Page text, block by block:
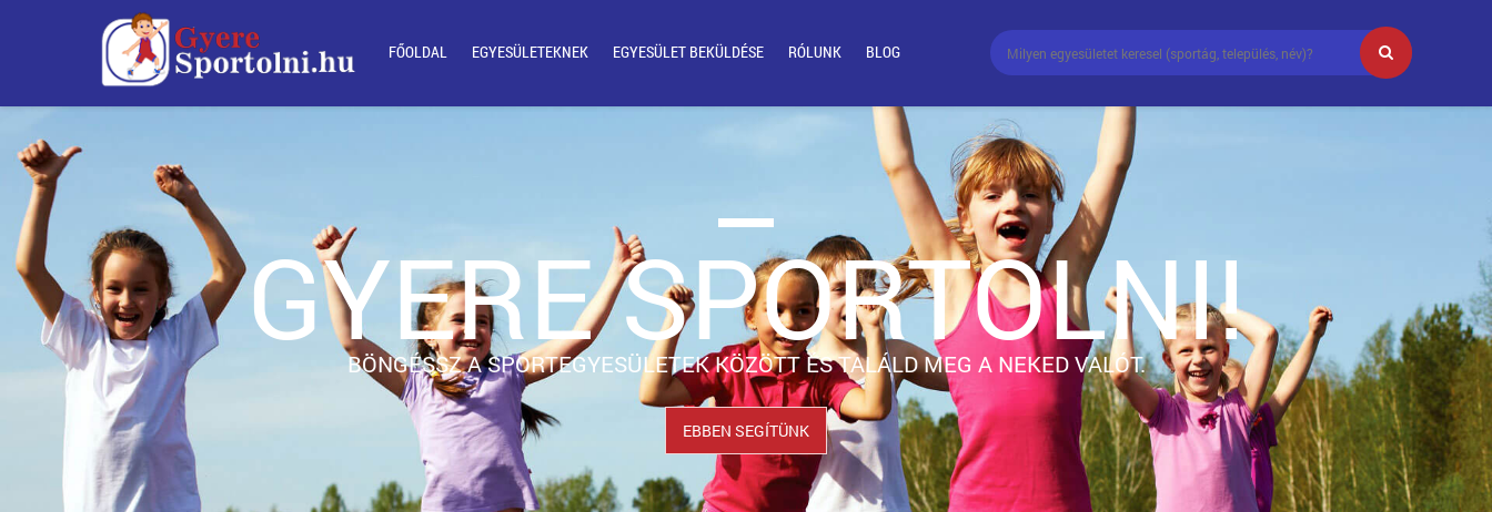
FŐOLDAL EGYESÜLETEKNEK EGYESÜLET BEKÜLDÉSE RÓLUNK BLOG
GYERE SPORTOLNI!
BÖNGÉSSZ A SPORTEGYESÜLETEK KÖZÖTT ÉS TALÁLD MEG A NEKED VALÓT.
EBBEN SEGÍTÜNK